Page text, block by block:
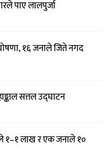
पाए लालपुर्जा
१६ जनाले जिते नगद
सत्तल उद्घाटन
१–१ लाख र एक जनाले १०